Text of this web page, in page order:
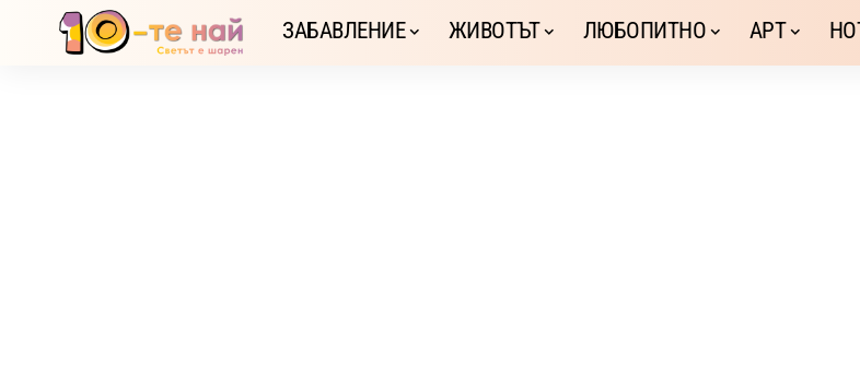
ЗАБАВЛЕНИЕ ЖИВОТЪТ ЛЮБОПИТНО АРТ